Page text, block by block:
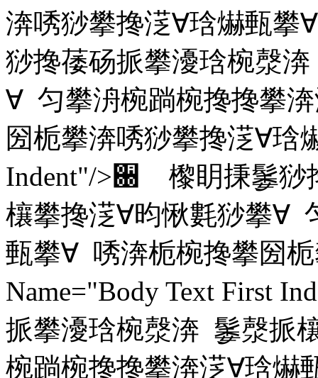
渀唀猀攀搀㴀∀琀爀甀
猀搀䔀砀挀攀瀀琀椀漀
∀ 匀攀洀椀䠀椀搀搀攀
圀栀攀渀唀猀攀搀㴀∀琀
Indent"/>਀ 㰀眀㨀䰀猀
欀攀搀㴀∀昀愀氀猀攀∀
甀攀∀ 唀渀栀椀搀攀圀
Name="Body Text First
挀攀瀀琀椀漀渀 䰀漀挀
椀䠀椀搀搀攀渀㴀∀琀爀